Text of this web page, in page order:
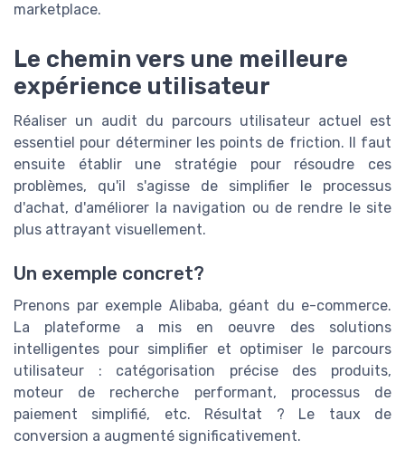
marketplace.
Le chemin vers une meilleure
expérience utilisateur
Réaliser un audit du parcours utilisateur actuel est
essentiel pour déterminer les points de friction. Il faut
ensuite établir une stratégie pour résoudre ces
problèmes, qu'il s'agisse de simplifier le processus
d'achat, d'améliorer la navigation ou de rendre le site
plus attrayant visuellement.
Un exemple concret?
Prenons par exemple Alibaba, géant du e-commerce.
La plateforme a mis en oeuvre des solutions
intelligentes pour simplifier et optimiser le parcours
utilisateur : catégorisation précise des produits,
moteur de recherche performant, processus de
paiement simplifié, etc. Résultat ? Le taux de
conversion a augmenté significativement.